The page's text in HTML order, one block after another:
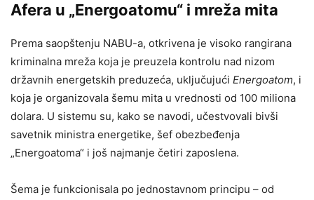
Afera u „Energoatomu“ i mreža mita
Prema saopštenju NABU-a, otkrivena je visoko rangirana
kriminalna mreža koja je preuzela kontrolu nad nizom
državnih energetskih preduzeća, uključujući Energoatom, i
koja je organizovala šemu mita u vrednosti od 100 miliona
dolara. U sistemu su, kako se navodi, učestvovali bivši
savetnik ministra energetike, šef obezbeđenja
„Energoatoma“ i još najmanje četiri zaposlena.
Šema je funkcionisala po jednostavnom principu – od